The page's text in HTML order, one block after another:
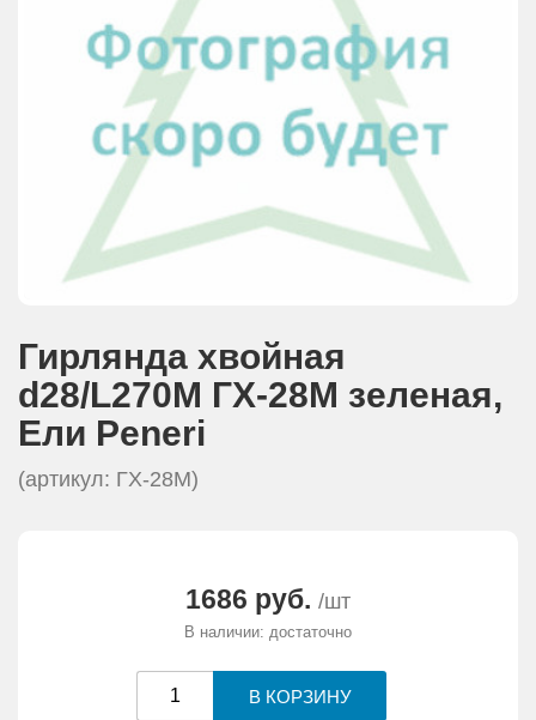
Гирлянда хвойная
d28/L270М ГХ-28М зеленая,
Eли Peneri
(артикул: ГХ-28М)
1686 руб. /шт
В наличии: достаточно
О КОМПАНИИ
ПАРТНЕРАМ
КОНТАКТЫ
СЕРТИФИКАТЫ